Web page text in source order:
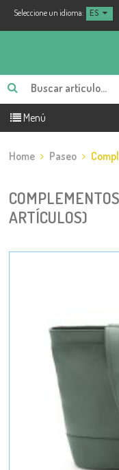
Seleccione un idioma: ES
Menú
Home Paseo
ARTÍCULOS)